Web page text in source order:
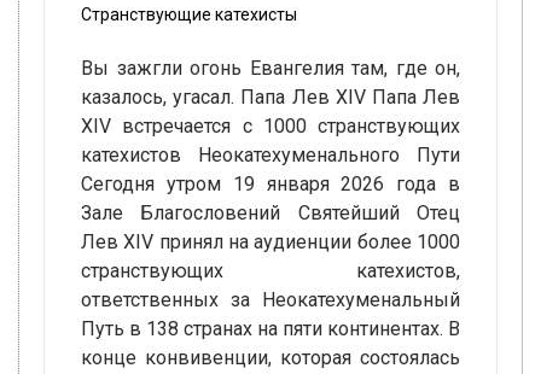
Странствующие катехисты
Вы зажгли огонь Евангелия там, где он,
казалось, угасал. Папа Лев XIV Папа Лев
XIV встречается с 1000 странствующих
катехистов Неокатехуменального Пути
Сегодня утром 19 января 2026 года в
Зале Благословений Святейший Отец
Лев XIV принял на аудиенции более 1000
странствующих катехистов,
ответственных за Неокатехуменальный
Путь в 138 странах на пяти континентах. В
конце конвивенции, которая состоялась